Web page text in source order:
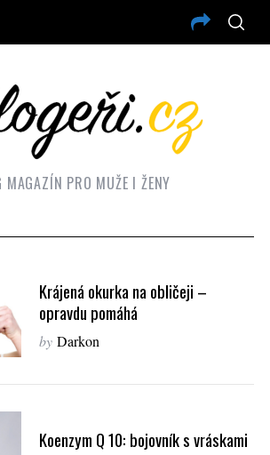
MAGAZÍN PRO MUŽE I ŽENY
Krájená okurka na obličeji –
opravdu pomáhá
by Darkon
Koenzym Q 10: bojovník s vráskami